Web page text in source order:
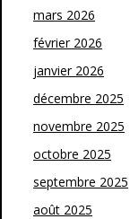
mars 2026
février 2026
janvier 2026
décembre 2025
novembre 2025
octobre 2025
septembre 2025
août 2025